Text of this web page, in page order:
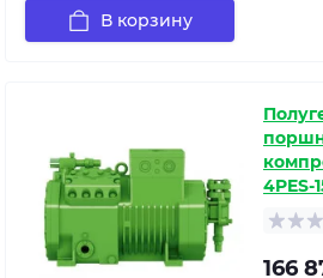
В корзину
4PES-
166